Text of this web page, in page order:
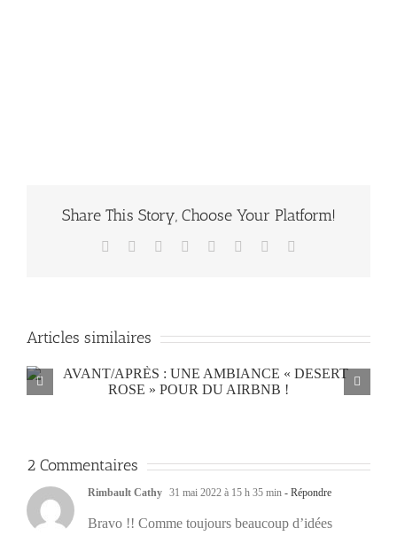
Share This Story, Choose Your Platform!
Facebook
TwitterReddit LinkedIn
TumblrPinterest
Articles similaires
2 Commentaires
Rimbault Cathy 31 mai 2022 à 15 h 35 min - Répondre
Bravo !! Comme toujours beaucoup d’idées